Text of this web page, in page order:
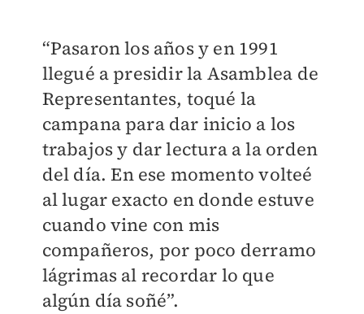
“Pasaron los años y en 1991
llegué a presidir la Asamblea de
Representantes, toqué la
campana para dar inicio a los
trabajos y dar lectura a la orden
del día. En ese momento volteé
al lugar exacto en donde estuve
cuando vine con mis
compañeros, por poco derramo
lágrimas al recordar lo que
algún día soñé”.